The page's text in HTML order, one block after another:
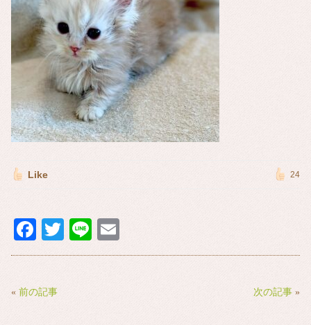
Like 24
Fa
ce
ok
T
wi
Li
ne m
« 前の記事 次の記事 »